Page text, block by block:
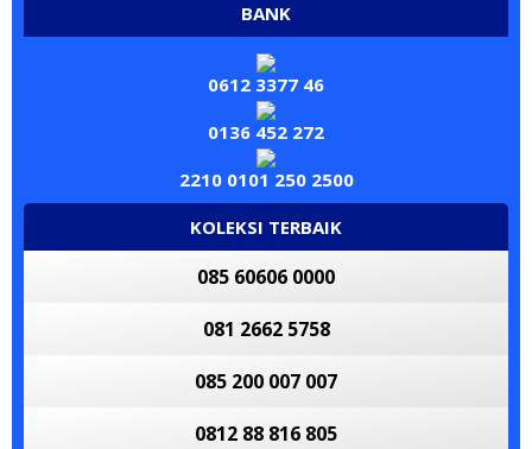
BANK
0612 3377 46
0136 452 272
2210 0101 250 2500
KOLEKSI TERBAIK
085 60606 0000
081 2662 5758
085 200 007 007
0812 88 816 805